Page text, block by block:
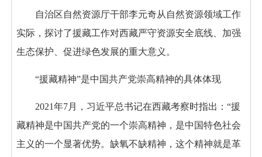
自治区自然资源厅干部李元奇从自然资源领域工作
实际，探讨了援藏工作对西藏严守资源安全底线、加强
生态保护、促进绿色发展的重大意义。
“援藏精神”是中国共产党崇高精神的具体体现
2021年7月，习近平总书记在西藏考察时指出：“援
藏精神是中国共产党的一个崇高精神，是中国特色社会
主义的一个显著优势。缺氧不缺精神，这个精神就是革